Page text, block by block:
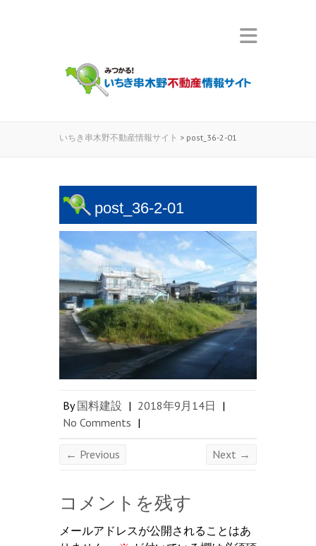
いちき串木野不動産情報サイト > post_36-2-01
post_36-2-01
By国料建設 | 2018年9月14日 |
No Comments |
← Previous Next →
コメントを残す
メールアドレスが公開されることはあ